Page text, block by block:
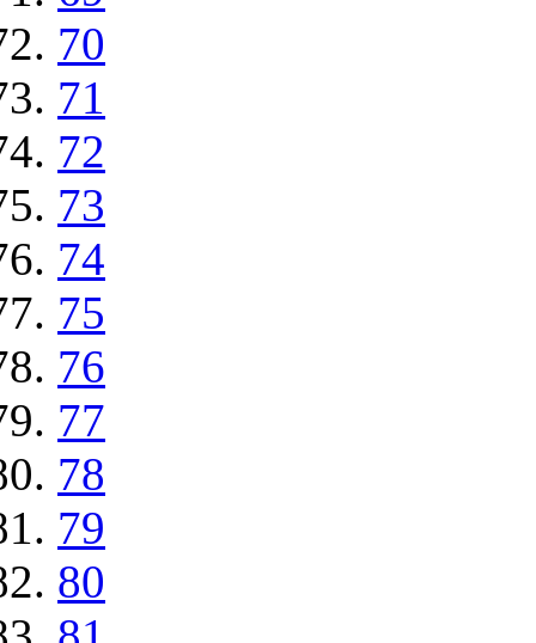
70
71
72
73
74
75
76
77
78
79
80